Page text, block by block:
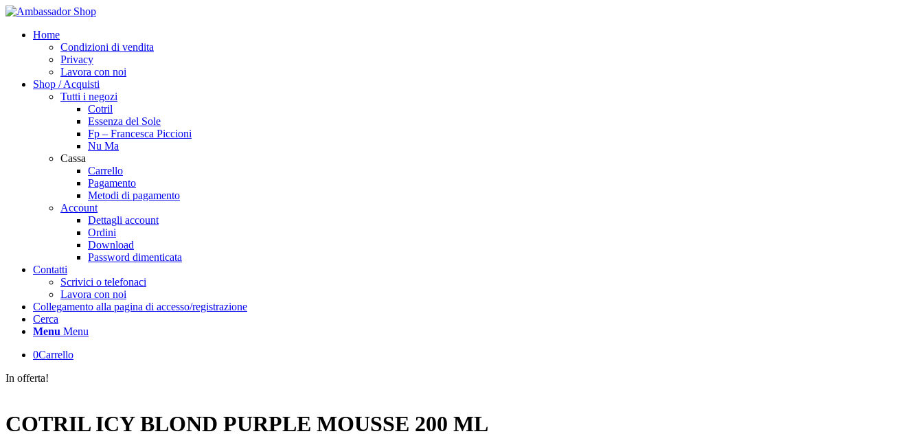
Home
Condizioni di vendita
Privacy
Lavora con noi
Shop / Acquisti
Tutti i negozi
Cotril
Essenza del Sole
Fp – Francesca Piccioni
Nu Ma
Cassa
Carrello
Pagamento
Metodi di pagamento
Account
Dettagli account
Ordini
Download
Password dimenticata
Contatti
Scrivici o telefonaci
Lavora con noi
Collegamento alla pagina di accesso/registrazione
Cerca
Menu Menu
0Carrello
In offerta!
COTRIL ICY BLOND PURPLE MOUSSE 200 ML